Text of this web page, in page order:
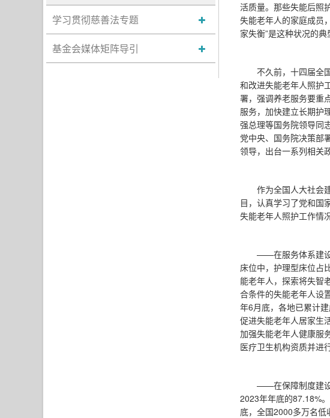
学习贯彻慈善法专题
基金会媒体矩阵导引
活质量。那些失能后照
失能老年人的家庭成员
家失衡”是这种状况的
不久前，十四届全
和改进失能老年人照护
署，强调养老服务要重
服务，加快建立长期护
强总理等国务院领导同
党中央、国务院决策部
领导，出台一系列相关
作为全国人大社会
目，认真学习了党和国
失能老年人照护工作情
——在服务体系建设
床位中，护理型床位占
能老年人，探索将失智
合条件的失能老年人设
年6月底，各地已累计
促进失能老年人居家生
加强失能老年人健康服
医疗卫生机构资质并进
——在保障制度建设
2023年年底的87.18%
底，全国2000多万名